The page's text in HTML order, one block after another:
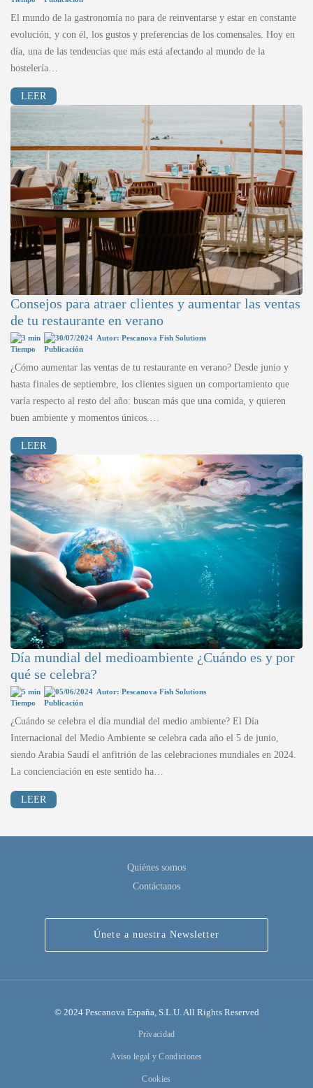
El mundo de la gastronomía no para de reinventarse y estar en constante
evolución, y con él, los gustos y preferencias de los comensales. Hoy en
día, una de las tendencias que más está afectando al mundo de la
hostelería…
LEER
Consejos para atraer clientes y aumentar las ventas
de tu restaurante en verano
3 min 30/07/2024 Autor: Pescanova Fish Solutions
¿Cómo aumentar las ventas de tu restaurante en verano? Desde junio y
hasta finales de septiembre, los clientes siguen un comportamiento que
varía respecto al resto del año: buscan más que una comida, y quieren
buen ambiente y momentos únicos.…
LEER
Día mundial del medioambiente ¿Cuándo es y por
qué se celebra?
5 min 05/06/2024 Autor: Pescanova Fish Solutions
¿Cuándo se celebra el día mundial del medio ambiente? El Día
Internacional del Medio Ambiente se celebra cada año el 5 de junio,
siendo Arabia Saudí el anfitrión de las celebraciones mundiales en 2024.
La concienciación en este sentido ha…
LEER
Quiénes somos
Contáctanos
Únete a nuestra Newsletter
© 2024 Pescanova España, S.L.U. All Rights Reserved
Privacidad
Aviso legal y Condiciones
Cookies